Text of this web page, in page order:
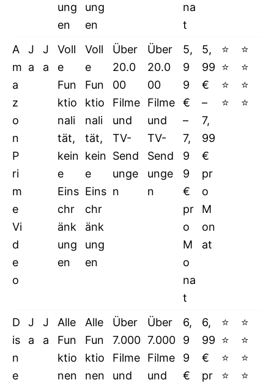
ung
en
ung
en
na
t
A
m
a
z
o
n
P
ri
m
e
Vi
d
e
o
J
a
J
a
Voll
e
Fun
ktio
nali
tät,
kein
e
Eins
chr
änk
ung
en
Voll
e
Fun
ktio
nali
tät,
kein
e
Eins
chr
änk
ung
en
Über
20.0
00
Filme
und
TV-
Send
unge
n
Über
20.0
00
Filme
und
TV-
Send
unge
n
5,
9
9
€
–
7,
9
9
€
pr
o
M
o
na
t
5,
99
€
–
7,
99
€
pr
o
M
on
at
⭐
⭐
⭐
⭐
⭐
⭐
⭐
⭐
D
is
n
e
J
a
J
a
Alle
Fun
ktio
nen
Alle
Fun
ktio
nen
Über
7.000
Filme
und
Über
7.000
Filme
und
6,
9
9
€
6,
99
€
pr
⭐
⭐
⭐
⭐
⭐
⭐
⭐
⭐